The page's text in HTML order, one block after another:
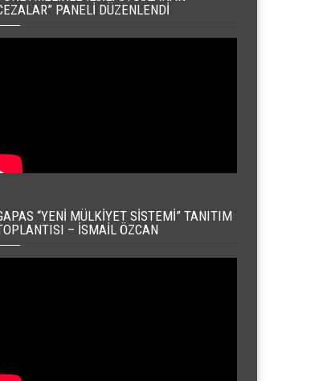
PANELI DÜZENLENDI
“YENI MÜLKIYET SISTEMI” TANITIM
– İSMAIL ÖZCAN